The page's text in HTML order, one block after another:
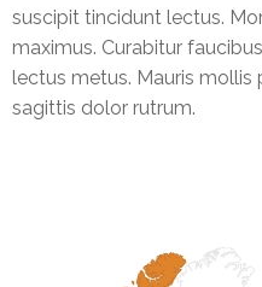
suscipit tincidunt lectus.
maximus. Curabitur
lectus metus. Mauris mollis
sagittis dolor rutrum.